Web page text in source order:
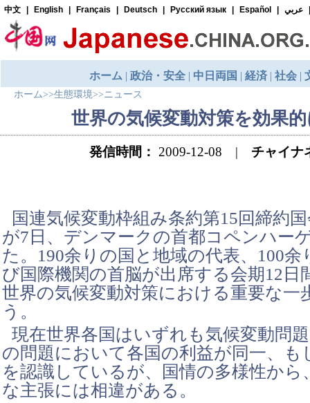
ホーム>>生態環境>>ニュース
世界の気候変動対策を効果
発信時間： 2009-12-08 | チャイナ
国連気候変動枠組み条約第15回締約
が7日、デンマークの首都コペンハー
た。190余りの国と地域の代表、100余
び国際機関の首脳が出席する会期12日
世界の気候変動対策における重要な一
う。
現在世界各国はいずれも気候変動問
の問題において各国の利益が同一、も
を認識しているが、国情の多様性から
な主張には相違がある。